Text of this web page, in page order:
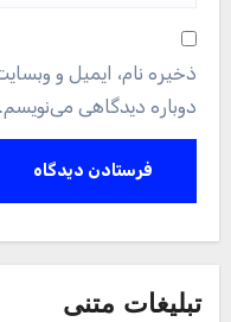
ذخیره نام، ایمیل و
دوباره دیدگاهی می‌نویسم.
تبلیغات متنی